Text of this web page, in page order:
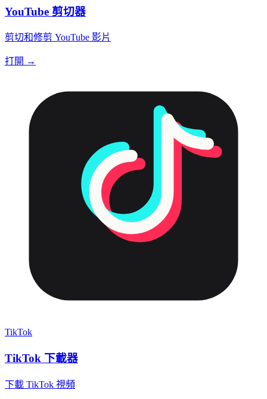
YouTube 剪切器
剪切和修剪 YouTube 影片
打開 →
TikTok
TikTok 下載器
下載 TikTok 視頻